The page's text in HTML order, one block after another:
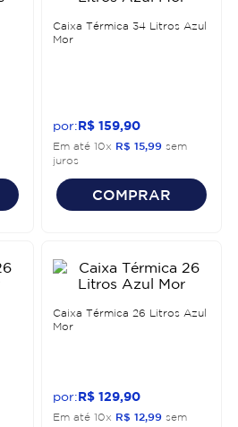
Caixa Térmica 34 Litros Azul
Mor
R$ 159 90
Em até 10x R$ 15,99 sem
juros
COMPRAR
Caixa Térmica 26 Litros Azul
Mor
R$ 129 90
Em até 10x R$ 12,99 sem